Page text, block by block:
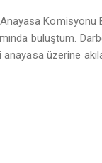
Komisyonu
buluştum.
üzerine